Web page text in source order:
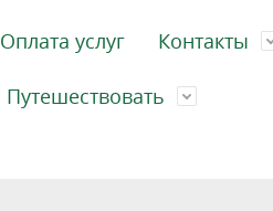
Оплата услуг Контакты
Путешествовать